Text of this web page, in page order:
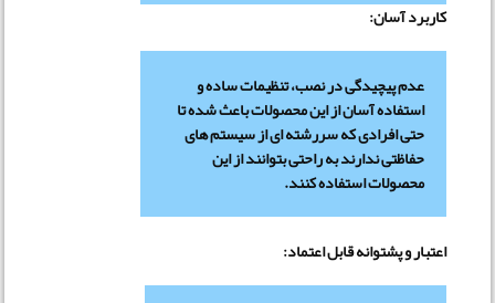
کاربرد آسان:
عدم پیچیدگی در نصب، تنظیمات ساده و
استفاده آسان از این محصولات باعث شده تا
حتی افرادی که سررشته ای از سیستم های
حفاظتی ندارند به راحتی بتوانند از این
محصولات استفاده کنند.
اعتبار و پشتوانه قابل اعتماد: